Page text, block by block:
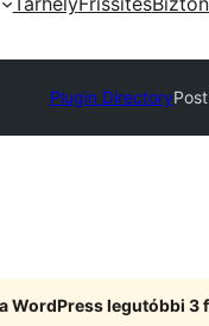
Plugin Directory
WordPress legutóbbi 3